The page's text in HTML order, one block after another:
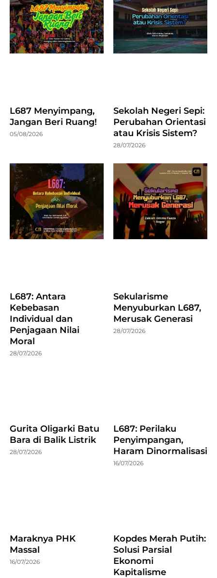
L687 Menyimpang,
Jangan Beri Ruang!
05/08/2026
Sekolah Negeri Sepi:
Perubahan Orientasi
atau Krisis Sistem?
28/07/2026
L687: Antara
Kebebasan
Individual dan
Penjagaan Nilai
Moral
28/07/2026
Sekularisme
Menyuburkan L687,
Merusak Generasi
28/07/2026
Gurita Oligarki Batu
Bara di Balik Listrik
28/07/2026
L687: Perilaku
Penyimpangan,
Haram Dinormalisasi
16/07/2026
Maraknya PHK
Massal
16/07/2026
Kopdes Merah Putih:
Solusi Parsial
Ekonomi
Kapitalisme